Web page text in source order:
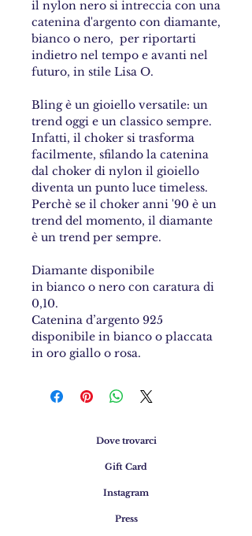
il nylon nero si intreccia con una
catenina d'argento con diamante,
bianco o nero, per riportarti
indietro nel tempo e avanti nel
futuro, in stile Lisa O.
Bling è un gioiello versatile: un
trend oggi e un classico sempre.
Infatti, il choker si trasforma
facilmente, sfilando la catenina
dal choker di nylon il gioiello
diventa un punto luce timeless.
Perchè se il choker anni '90 è un
trend del momento, il diamante
è un trend per sempre.
Diamante disponibile
in bianco o nero con caratura di
0,10.
Catenina d’argento 925
disponibile in bianco o placcata
in oro giallo o rosa.
Dove trovarci
Gift Card
Instagram
Press